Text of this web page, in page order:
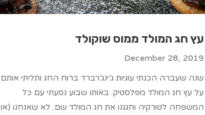
עץ חג המולד ממוס שוקולד
December 28, 2019
שנה שעברה הכנתי עוגיות ג’ינג’רברד ברוח החג ותליתי אותם
על עץ חג המולד מפלסטיק. באותו שבוע נסעתי עם כל
המשפחה לטורקיה וחגגנו את חג המולד שם. לא שאנחנו (או